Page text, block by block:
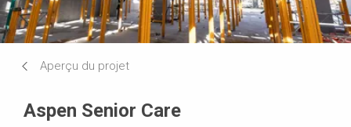
Aperçu du projet
Aspen Senior Care